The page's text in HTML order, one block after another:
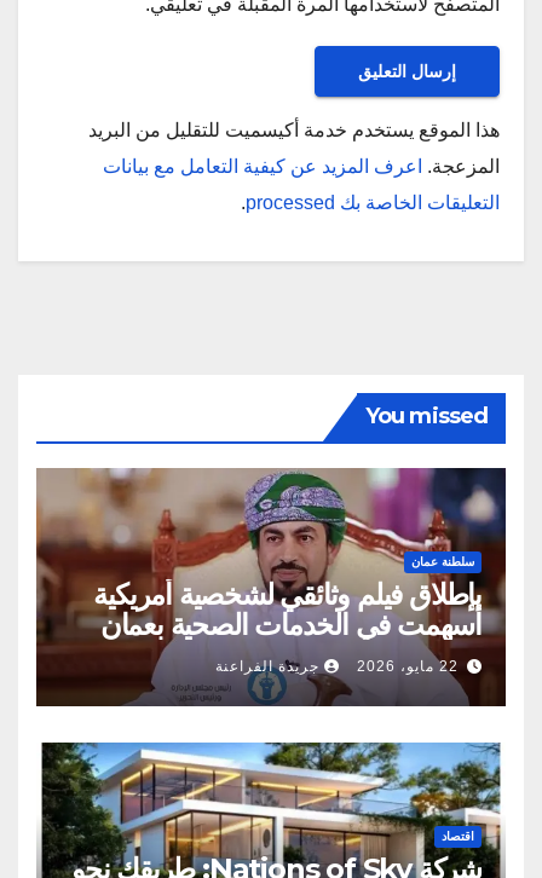
المتصفح لاستخدامها المرة المقبلة في تعليقي.
هذا الموقع يستخدم خدمة أكيسميت للتقليل من البريد
المزعجة.
اعرف المزيد عن كيفية التعامل مع بيانات
التعليقات الخاصة بك processed
.
You missed
سلطنة عمان
بإطلاق فيلم وثائقي لشخصية أمريكية
أسهمت في الخدمات الصحية بعمان
22 مايو، 2026 جريدة الفراعنة
اقتصاد
شركة Nations of Sky: طريقك نحو